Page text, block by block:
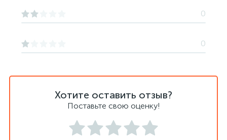
Хотите оставить отзыв?
Поставьте свою оценку!
0
0